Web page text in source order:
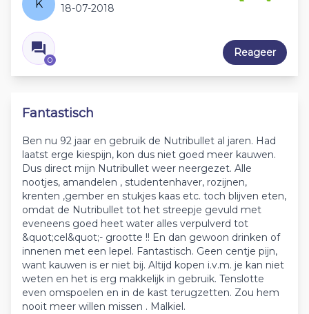
K
18-07-2018
0
Reageer
Fantastisch
Ben nu 92 jaar en gebruik de Nutribullet al jaren. Had
laatst erge kiespijn, kon dus niet goed meer kauwen.
Dus direct mijn Nutribullet weer neergezet. Alle
nootjes, amandelen , studentenhaver, rozijnen,
krenten ,gember en stukjes kaas etc. toch blijven eten,
omdat de Nutribullet tot het streepje gevuld met
eveneens goed heet water alles verpulverd tot
&quot;cel&quot;- grootte !! En dan gewoon drinken of
innenen met een lepel. Fantastisch. Geen centje pijn,
want kauwen is er niet bij. Altijd kopen i.v.m. je kan niet
weten en het is erg makkelijk in gebruik. Tenslotte
even omspoelen en in de kast terugzetten. Zou hem
nooit meer willen missen . Malkiel.